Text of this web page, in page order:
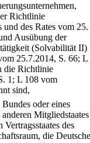
Richtlinie
und des Rates vom 25.
Ausübung der
(Solvabilität II)
25.7.2014, S. 66; L
die Richtlinie
1; L 108 vom
sind,
oder eines
Mitgliedstaates
des
die Deutsche